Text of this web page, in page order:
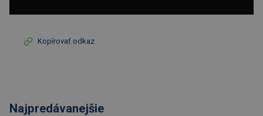
Kopírovať odkaz
Najpredávanejšie